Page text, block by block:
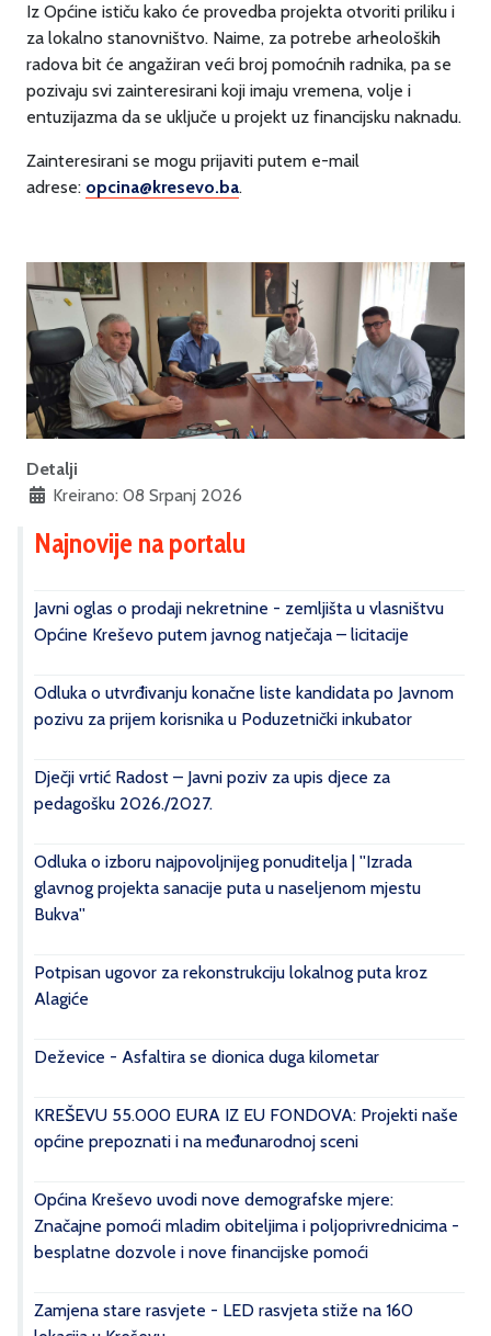
Iz Općine ističu kako će provedba projekta otvoriti priliku i
za lokalno stanovništvo. Naime, za potrebe arheoloških
radova bit će angažiran veći broj pomoćnih radnika, pa se
pozivaju svi zainteresirani koji imaju vremena, volje i
entuzijazma da se uključe u projekt uz financijsku naknadu.
Zainteresirani se mogu prijaviti putem e-mail
adrese: opcina@kresevo.ba.
Detalji
Kreirano: 08 Srpanj 2026
Najnovije na portalu
Javni oglas o prodaji nekretnine - zemljišta u vlasništvu
Općine Kreševo putem javnog natječaja – licitacije
Odluka o utvrđivanju konačne liste kandidata po Javnom
pozivu za prijem korisnika u Poduzetnički inkubator
Dječji vrtić Radost – Javni poziv za upis djece za
pedagošku 2026./2027.
Odluka o izboru najpovoljnijeg ponuditelja | ''Izrada
glavnog projekta sanacije puta u naseljenom mjestu
Bukva''
Potpisan ugovor za rekonstrukciju lokalnog puta kroz
Alagiće
Deževice - Asfaltira se dionica duga kilometar
KREŠEVU 55.000 EURA IZ EU FONDOVA: Projekti naše
općine prepoznati i na međunarodnoj sceni
Općina Kreševo uvodi nove demografske mjere:
Značajne pomoći mladim obiteljima i poljoprivrednicima -
besplatne dozvole i nove financijske pomoći
Zamjena stare rasvjete - LED rasvjeta stiže na 160